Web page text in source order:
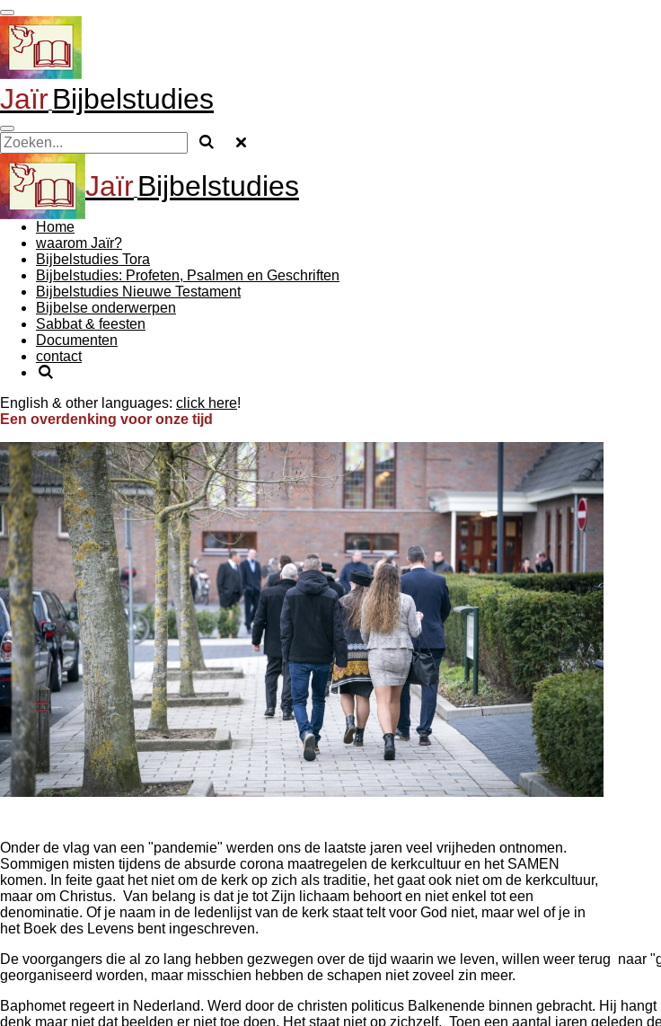
Ga
direct
naar
de
hoofdinhoud
JaïrBijbelstudies
JaïrBijbelstudies
Home
waarom Jaïr?
Bijbelstudies Tora
Bijbelstudies: Profeten, Psalmen en Geschriften
Bijbelstudies Nieuwe Testament
Bijbelse onderwerpen
Sabbat & feesten
Documenten
contact
English & other languages: click here!
Een overdenking voor onze tijd
Onder de vlag van een "pandemie" werden ons de laatste jaren veel vrijheden ontnomen.
Sommigen misten tijdens de absurde corona maatregelen de kerkcultuur en het SAMEN
komen. In feite gaat het niet om de kerk op zich als traditie, het gaat ook niet om de kerkcultuur,
maar om Christus. Van belang is dat je tot Zijn lichaam behoort en niet enkel tot een
denominatie. Of je naam in de ledenlijst van de kerk staat telt voor God niet, maar wel of je in
het Boek des Levens bent ingeschreven.
De voorgangers die al zo lang hebben gezwegen over de tijd waarin we leven, willen weer terug naar
georganiseerd worden, maar misschien hebben de schapen niet zoveel zin meer.
Baphomet regeert in Nederland. Werd door de christen politicus Balkenende binnen gebracht. Hij
denk maar niet dat beelden er niet toe doen. Het staat niet op zichzelf. Toen een aantal jaren geleden